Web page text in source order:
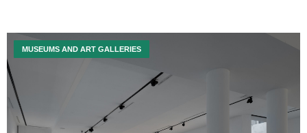
MUSEUMS AND ART GALLERIES